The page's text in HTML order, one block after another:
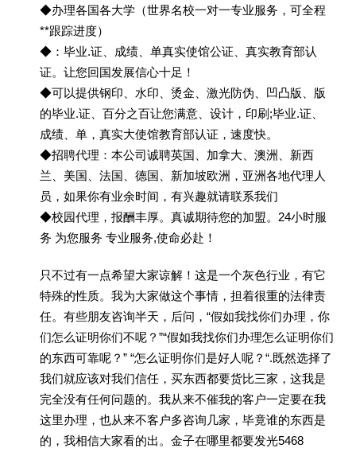
◆办理各国各大学（世界名校一对一专业服务，可全程
**跟踪进度）
◆：毕业.证、成绩、单真实使馆公证、真实教育部认
证。让您回国发展信心十足！
◆可以提供钢印、水印、烫金、激光防伪、凹凸版、版
的毕业.证、百分之百让您满意、设计，印刷;毕业.证、
成绩、单，真实大使馆教育部认证，速度快。
◆招聘代理：本公司诚聘英国、加拿大、澳洲、新西
兰、美国、法国、德国、新加坡欧洲，亚洲各地代理人
员，如果你有业余时间，有兴趣就请联系我们
◆校园代理，报酬丰厚。真诚期待您的加盟。24小时服
务 为您服务 专业服务,使命必赴！
只不过有一点希望大家谅解！这是一个灰色行业，有它
特殊的性质。我为大家做这个事情，担着很重的法律责
任。有些朋友咨询半天，后问，“假如我找你们办理，你
们怎么证明你们不呢？”“假如我找你们办理怎么证明你们
的东西可靠呢？” “怎么证明你们是好人呢？“.既然选择了
我们就应该对我们信任，买东西都要货比三家，这我是
完全没有任何问题的。我从来不催我的客户一定要在我
这里办理，也从来不客户多咨询几家，毕竟谁的东西是
的，我相信大家看的出。金子在哪里都要发光5468